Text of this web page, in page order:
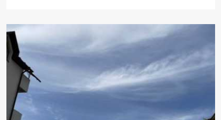
яких
з
Чернівцях,
оштрафували
за